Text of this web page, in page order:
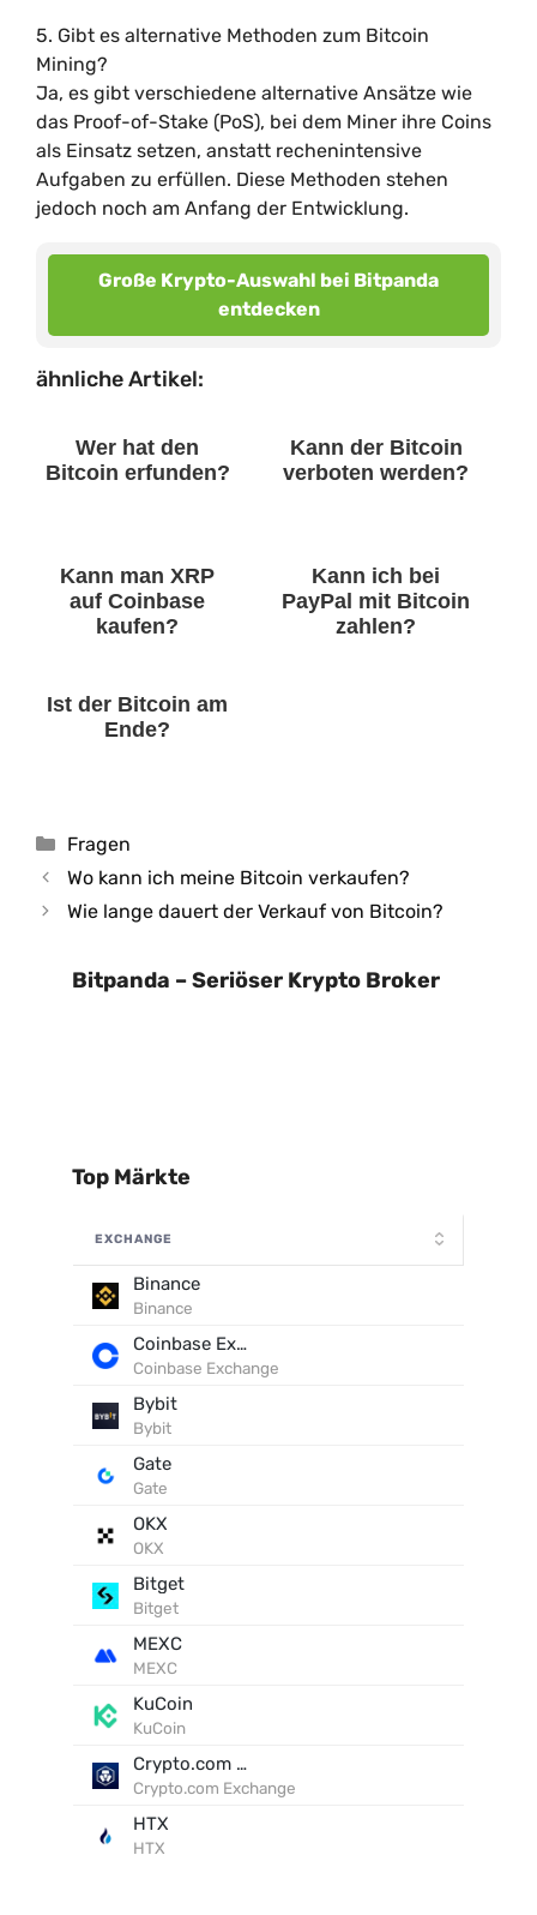
5. Gibt es alternative Methoden zum Bitcoin
Mining?
Ja, es gibt verschiedene alternative Ansätze wie
das Proof-of-Stake (PoS), bei dem Miner ihre Coins
als Einsatz setzen, anstatt rechenintensive
Aufgaben zu erfüllen. Diese Methoden stehen
jedoch noch am Anfang der Entwicklung.
Große Krypto-Auswahl bei Bitpanda
entdecken
ähnliche Artikel:
Wer hat den
Bitcoin erfunden?
Kann der Bitcoin
verboten werden?
Kann man XRP
auf Coinbase
kaufen?
Kann ich bei
PayPal mit Bitcoin
zahlen?
Ist der Bitcoin am
Ende?
Kategorien
Fragen
Wo kann ich meine Bitcoin verkaufen?
Wie lange dauert der Verkauf von Bitcoin?
Bitpanda – Seriöser Krypto Broker
Top Märkte
EXCHANGE
Binance
Binance
Coinbase Exchange
Coinbase Exchange
Bybit
Bybit
Gate
Gate
OKX
OKX
Bitget
Bitget
MEXC
MEXC
KuCoin
KuCoin
Crypto.com Exchange
Crypto.com Exchange
HTX
HTX